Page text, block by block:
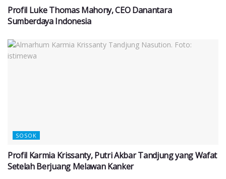
Profil Luke Thomas Mahony, CEO Danantara
Sumberdaya Indonesia
SOSOK
Profil Karmia Krissanty, Putri Akbar Tandjung yang Wafat
Setelah Berjuang Melawan Kanker